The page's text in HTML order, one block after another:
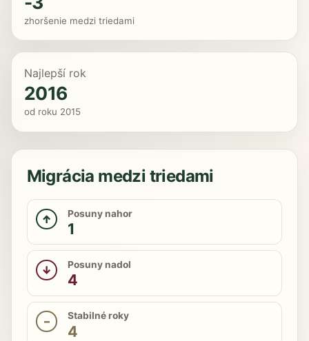
zhoršenie medzi triedami
Najlepší rok
2016
od roku 2015
Migrácia medzi triedami
↑ Posuny nahor
1
↓ Posuny nadol
4
– Stabilné roky
4